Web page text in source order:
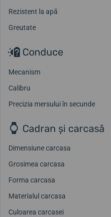
Rezistent la apă
Greutate
Conduce
Mecanism
Calibru
Precizia mersului în secunde
Cadran și carcasă
Dimensiune carcasa
Grosimea carcasa
Forma carcasa
Materialul carcasa
Culoarea carcasei